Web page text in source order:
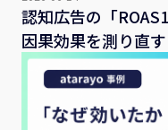
認知広告の「
因果効果を測り直す